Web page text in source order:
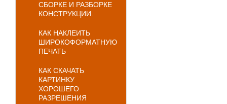
СБОРКЕ И РАЗБОРКЕ
КОНСТРУКЦИИ.
КАК НАКЛЕИТЬ
ШИРОКОФОРМАТНУЮ
ПЕЧАТЬ
КАК СКАЧАТЬ
КАРТИНКУ
ХОРОШЕГО
РАЗРЕШЕНИЯ